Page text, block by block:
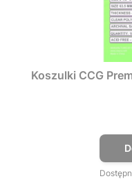
Koszulki CCG